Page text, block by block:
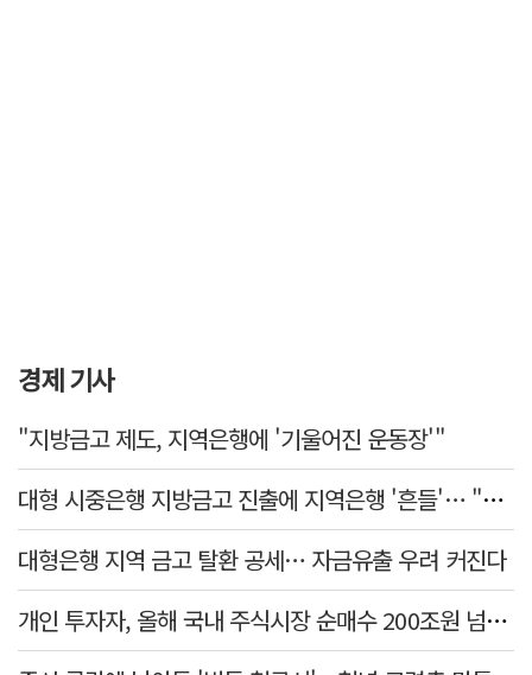
경제 기사
"지방금고 제도, 지역은행에 '기울어진 운동장'"
대형 시중은행 지방금고 진출에 지역은행 '흔들'… "생태계 보호 장치 필요"
대형은행 지역 금고 탈환 공세… 자금유출 우려 커진다
개인 투자자, 올해 국내 주식시장 순매수 200조원 넘었다